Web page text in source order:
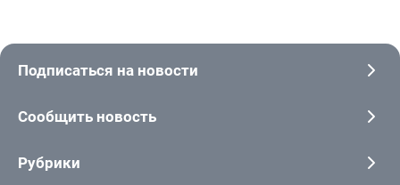
Подписаться на новости
Сообщить новость
Рубрики